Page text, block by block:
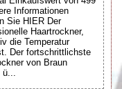
Informationen
Sie HIER Der
Haartrockner,
die Temperatur
Der fortschrittlichste
von Braun